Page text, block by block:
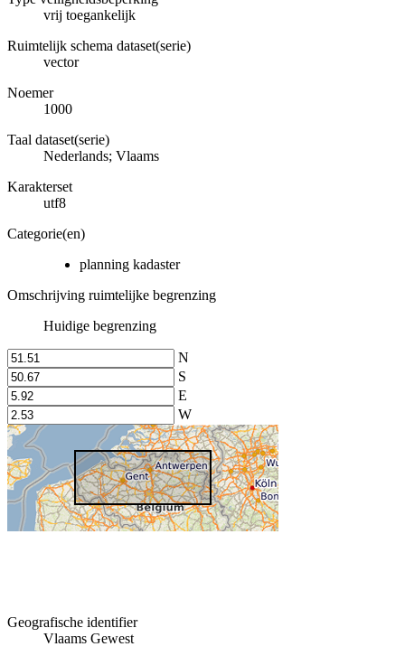
vrij toegankelijk
Ruimtelijk schema dataset(serie)
vector
Noemer
1000
Taal dataset(serie)
Nederlands; Vlaams
Karakterset
utf8
Categorie(en)
planning kadaster
Omschrijving ruimtelijke begrenzing
Huidige begrenzing
N
S
E
W
Geografische identifier
Vlaams Gewest